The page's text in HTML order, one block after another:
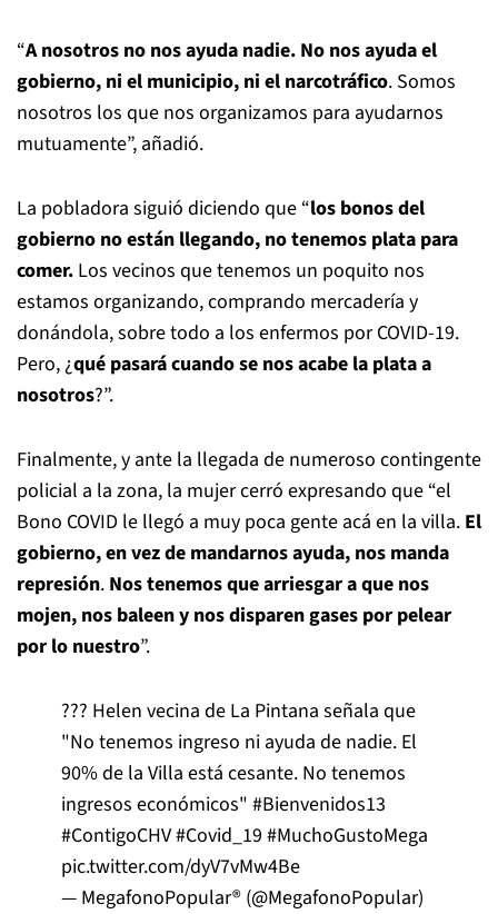
“A nosotros no nos ayuda nadie. No nos ayuda el
gobierno, ni el municipio, ni el narcotráfico. Somos
nosotros los que nos organizamos para ayudarnos
mutuamente”, añadió.
La pobladora siguió diciendo que “los bonos del
gobierno no están llegando, no tenemos plata para
comer. Los vecinos que tenemos un poquito nos
estamos organizando, comprando mercadería y
donándola, sobre todo a los enfermos por COVID-19.
Pero, ¿qué pasará cuando se nos acabe la plata a
nosotros?”.
Finalmente, y ante la llegada de numeroso contingente
policial a la zona, la mujer cerró expresando que “el
Bono COVID le llegó a muy poca gente acá en la villa. El
gobierno, en vez de mandarnos ayuda, nos manda
represión. Nos tenemos que arriesgar a que nos
mojen, nos baleen y nos disparen gases por pelear
por lo nuestro”.
??? Helen vecina de La Pintana señala que
"No tenemos ingreso ni ayuda de nadie. El
90% de la Villa está cesante. No tenemos
ingresos económicos" #Bienvenidos13
#ContigoCHV#Covid_19 #MuchoGustoMega
pic.twitter.com/dyV7vMw4Be
— MegafonoPopular® (@MegafonoPopular)